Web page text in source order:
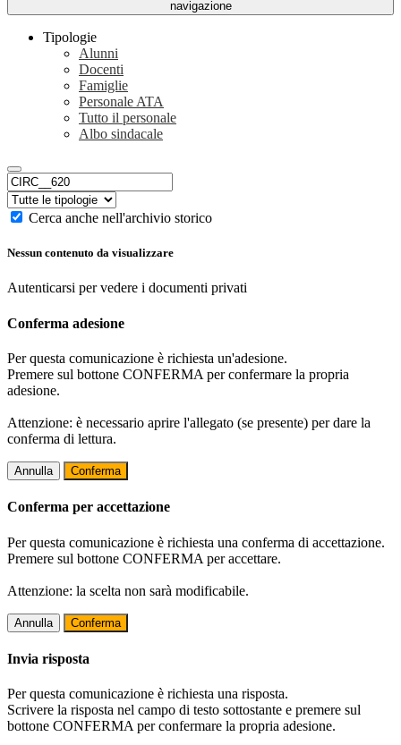
navigazione
Tipologie
Alunni
Docenti
Famiglie
Personale ATA
Tutto il personale
Albo sindacale
Cerca anche nell'archivio storico
Nessun contenuto da visualizzare
Autenticarsi per vedere i documenti privati
Conferma adesione
Per questa comunicazione è richiesta un'adesione.
Premere sul bottone CONFERMA per confermare la propria
adesione.
Attenzione: è necessario aprire l'allegato (se presente) per dare la
conferma di lettura.
Annulla Conferma
Conferma per accettazione
Per questa comunicazione è richiesta una conferma di accettazione.
Premere sul bottone CONFERMA per accettare.
Attenzione: la scelta non sarà modificabile.
Annulla Conferma
Invia risposta
Per questa comunicazione è richiesta una risposta.
Scrivere la risposta nel campo di testo sottostante e premere sul
bottone CONFERMA per confermare la propria adesione.